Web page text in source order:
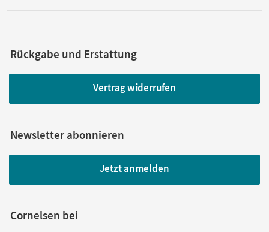
Rückgabe und Erstattung
Vertrag widerrufen
Newsletter abonnieren
Jetzt anmelden
Cornelsen bei